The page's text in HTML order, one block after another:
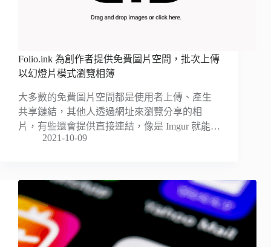
Folio.ink 為創作者提供免費圖片空間，批次上傳
以幻燈片模式瀏覽相簿
大多數的免費圖片空間都是使用者上傳、產生
共享鏈結，其他人透過網址來瀏覽分享的相
片，有些還會提供直接連結，像是 Imgur 就能…
2021-10-09